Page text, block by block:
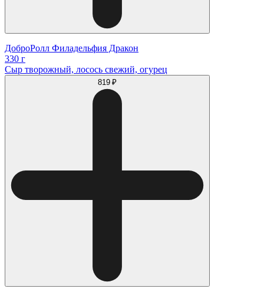
ДоброРолл Филадельфия Дракон
330 г
Сыр творожный, лосось свежий, огурец
819 ₽